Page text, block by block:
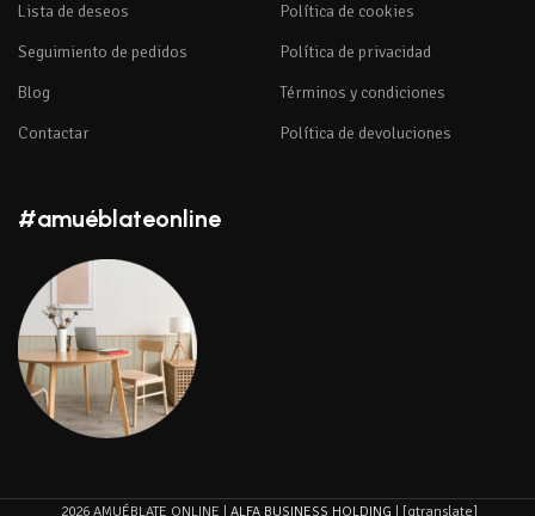
Lista de deseos
Seguimiento de pedidos
Blog
Contactar
Política de cookies
Política de privacidad
Términos y condiciones
Política de devoluciones
#amuéblateonline
2026 AMUÉBLATE ONLINE | ALFA BUSINESS HOLDING | [gtranslate]